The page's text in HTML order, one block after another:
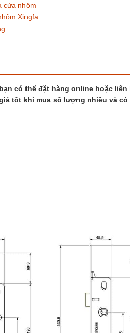
cửa nhôm
Xingfa
có thể đặt hàng online hoặc liên
tốt khi mua số lượng nhiều và có